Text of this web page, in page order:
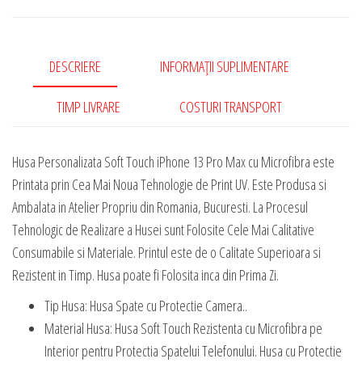
Max
Microfibra
DESCRIERE INFORMAȚII SUPLIMENTARE
TIMP LIVRARE COSTURI TRANSPORT
Husa Personalizata Soft Touch iPhone 13 Pro Max cu Microfibra este
Printata prin Cea Mai Noua Tehnologie de Print UV. Este Produsa si
Ambalata in Atelier Propriu din Romania, Bucuresti. La Procesul
Tehnologic de Realizare a Husei sunt Folosite Cele Mai Calitative
Consumabile si Materiale. Printul este de o Calitate Superioara si
Rezistent in Timp. Husa poate fi Folosita inca din Prima Zi.
Tip Husa: Husa Spate cu Protectie Camera..
Material Husa: Husa Soft Touch Rezistenta cu Microfibra pe
Interior pentru Protectia Spatelui Telefonului. Husa cu Protectie